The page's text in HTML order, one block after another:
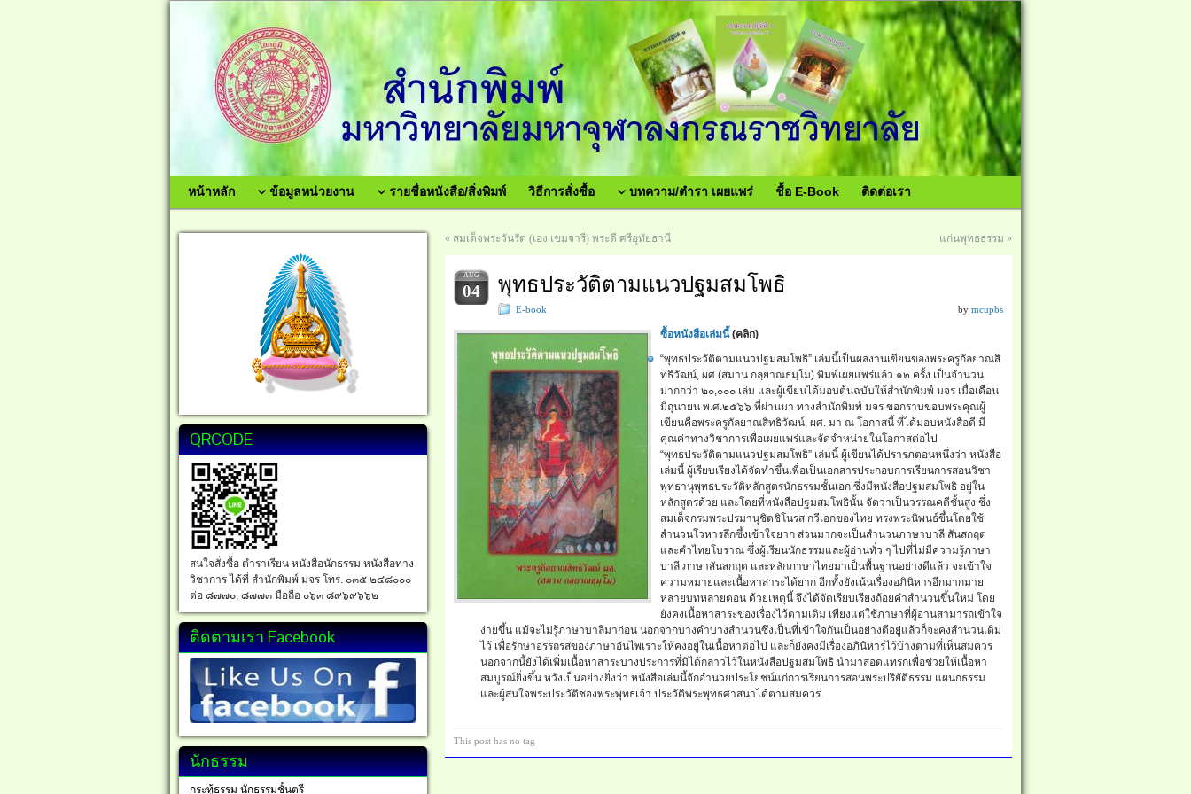
หน้าหลัก ข้อมูลหน่วยงาน รายชื่อหนังสือ/สิ่งพิมพ์ วิธีการสั่งซื้อ บทความ/ตำรา เผยแพร่ ชื้อ E-Book ติดต่อเรา
QRCODE
สนใจสั่งซื้อ ตำราเรียน หนังสือนักธรรม หนังสือทาง
วิชาการ ได้ที่ สำนักพิมพ์ มจร โทร. ๐๓๕ ๒๔๘๐๐๐
ต่อ ๘๗๗๐, ๘๗๗๓ มือถือ ๐๖๓ ๘๙๖๙๖๖๒
ติดตามเรา Facebook
นักธรรม
กระทู้ธรรม นักธรรมชั้นตรี
« สมเด็จพระวันรัต (เฮง เขมจารี) พระดี ศรีอุทัยธานี แก่นพุทธธรรม »
AUG
04 พุทธประวัติตามแนวปฐมสมโพธิ
E-book by mcupbs
ซื้อหนังสือเล่มนี้(คลิก)
“พุทธประวัติตามแนวปฐมสมโพธิ” เล่มนี้เป็นผลงานเขียนของพระครูกัลยาณสิ
ทธิวัฒน์, ผศ.(สมาน กลฺยาณธมฺโม) พิมพ์เผยแพร่แล้ว ๑๒ ครั้ง เป็นจำนวน
มากกว่า ๒๐,๐๐๐ เล่ม และผู้เขียนได้มอบต้นฉบับให้สำนักพิมพ์ มจร เมื่อเดือน
มิถุนายน พ.ศ.๒๕๖๖ ที่ผ่านมา ทางสำนักพิมพ์ มจร ขอกราบขอบพระคุณผู้
เขียนคือพระครูกัลยาณสิทธิวัฒน์, ผศ. มา ณ โอกาสนี้ ที่ได้มอบหนังสือดี มี
คุณค่าทางวิชาการเพื่อเผยแพร่และจัดจำหน่ายในโอกาสต่อไป
“พุทธประวัติตามแนวปฐมสมโพธิ” เล่มนี้ ผู้เขียนได้ปรารภตอนหนึ่งว่า หนังสือ
เล่มนี้ ผู้เรียบเรียงได้จัดทำขึ้นเพื่อเป็นเอกสารประกอบการเรียนการสอนวิชา
พุทธานุพุทธประวัติหลักสูตรนักธรรมชั้นเอก ซึ่งมีหนังสือปฐมสมโพธิ อยู่ใน
หลักสูตรด้วย และโดยที่หนังสือปฐมสมโพธินั้น จัดว่าเป็นวรรณคดีชั้นสูง ซึ่ง
สมเด็จกรมพระปรมานุชิตชิโนรส กวีเอกของไทย ทรงพระนิพนธ์ขึ้นโดยใช้
สำนวนโวหารลึกซึ้งเข้าใจยาก ส่วนมากจะเป็นสำนวนภาษาบาลี สันสกฤต
และคำไทยโบราณ ซึ่งผู้เรียนนักธรรมและผู้อ่านทั่ว ๆ ไปที่ไม่มีความรู้ภาษา
บาลี ภาษาสันสกฤต และหลักภาษาไทยมาเป็นพื้นฐานอย่างดีแล้ว จะเข้าใจ
ความหมายและเนื้อหาสาระได้ยาก อีกทั้งยังเน้นเรื่องอภินิหารอีกมากมาย
หลายบทหลายตอน ด้วยเหตุนี้ จึงได้จัดเรียบเรียงถ้อยคำสำนวนขึ้นใหม่ โดย
ยังคงเนื้อหาสาระของเรื่องไว้ตามเดิม เพียงแต่ใช้ภาษาที่ผู้อ่านสามารถเข้าใจ
ง่ายขึ้น แม้จะไม่รู้ภาษาบาลีมาก่อน นอกจากบางคำบางสำนวนซึ่งเป็นที่เข้าใจกันเป็นอย่างตีอยู่แล้วก็จะคงสำนวนเดิม
ไว้ เพื่อรักษาอรรถรสของภาษาอันไพเราะให้คงอยู่ในเนื้อหาต่อไป และก็ยังคงมีเรื่องอภินิหารไว้บ้างตามที่เห็นสมควร
นอกจากนี้ยังได้เพิ่มเนื้อหาสาระบางประการที่มิได้กล่าวไว้ในหนังสือปฐมสมโพธิ นำมาสอดแทรกเพื่อช่วยให้เนื้อหา
สมบูรณ์ยิ่งขึ้น หวังเป็นอย่างยิ่งว่า หนังสือเล่มนี้จักอำนวยประโยชน์แก่การเรียนการสอนพระปริยัติธรรม แผนกธรรม
และผู้สนใจพระประวัติชองพระพุทธเจ้า ประวัติพระพุทธศาสนาได้ตามสมควร.
This post has no tag